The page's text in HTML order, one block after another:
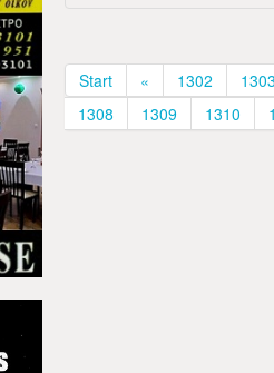
Start « 1302
1308
1309 1310